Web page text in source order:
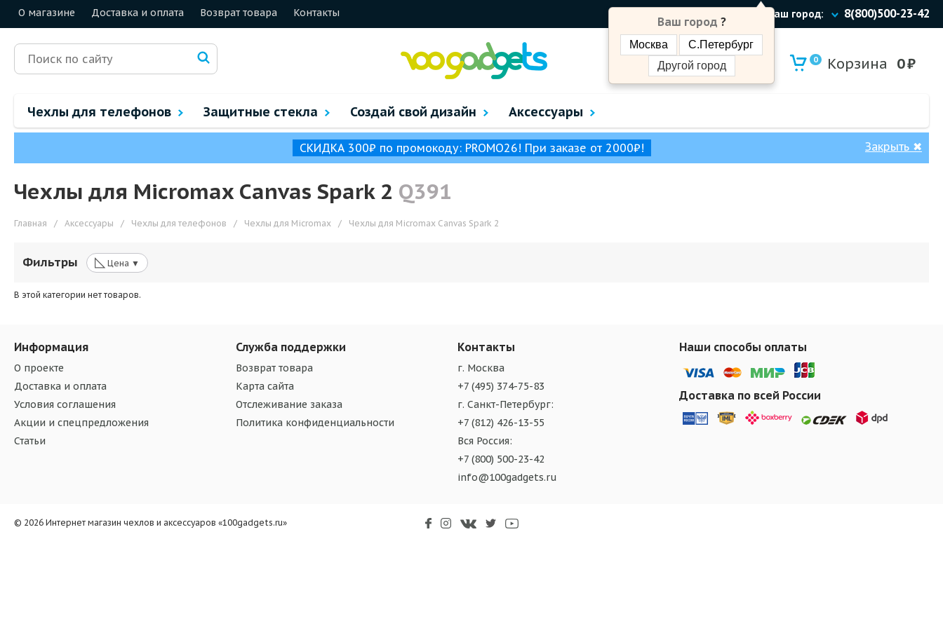
О магазине Доставка и оплата Возврат товара Контакты Ваш город:
Ваш город ?
Москва
С.Петербург
Другой город
8(800)500-23-42
0 Корзина 0₽
Чехлы для телефонов Защитные стекла Создай свой дизайн Аксессуары
СКИДКА 300₽ по промокоду: PROMO26! При заказе от 2000₽! Закрыть ✖
Чехлы для Micromax Canvas Spark 2 Q391
Главная / Аксессуары / Чехлы для телефонов / Чехлы для Micromax / Чехлы для Micromax Canvas Spark 2
Фильтры ◺ Цена ▼
В этой категории нет товаров.
Информация
О проекте
Доставка и оплата
Условия соглашения
Акции и спецпредложения
Статьи
Служба поддержки
Возврат товара
Карта сайта
Отслеживание заказа
Политика конфиденциальности
Контакты
г. Москва
+7 (495) 374-75-83
г. Санкт-Петербург:
+7 (812) 426-13-55
Вся Россия:
+7 (800) 500-23-42
info@100gadgets.ru
Наши способы оплаты
Доставка по всей России
© 2026 Интернет магазин чехлов и аксессуаров «100gadgets.ru»